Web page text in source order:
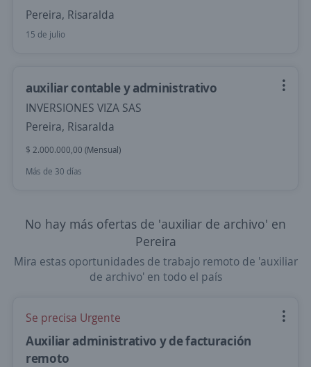
Pereira, Risaralda
15 de julio
auxiliar contable y administrativo
INVERSIONES VIZA SAS
Pereira, Risaralda
$ 2.000.000,00 (Mensual)
Más de 30 días
No hay más ofertas de 'auxiliar de archivo' en
Pereira
Mira estas oportunidades de trabajo remoto de 'auxiliar
de archivo' en todo el país
Se precisa Urgente
Auxiliar administrativo y de facturación
remoto